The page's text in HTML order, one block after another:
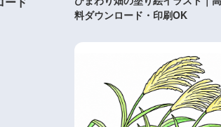
料ダウンロード・印刷OK